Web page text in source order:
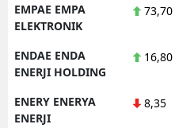
EMPAE EMPA
ELEKTRONIK
73,70
ENDAE ENDA
ENERJI HOLDING
16,80
ENERY ENERYA
ENERJI
8,35